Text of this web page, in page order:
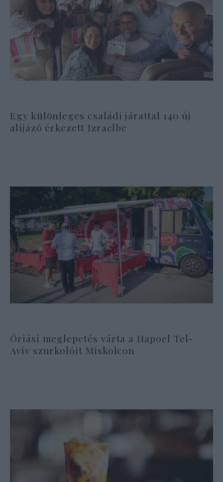
Egy különleges családi járattal 140 új
alijázó érkezett Izraelbe
Óriási meglepetés várta a Hapoel Tel-
Aviv szurkolóit Miskolcon